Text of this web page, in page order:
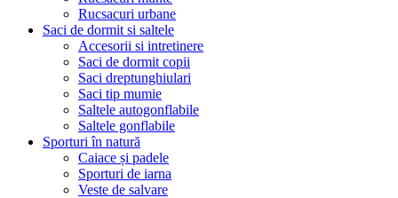
Rucsacuri urbane
Saci de dormit si saltele
Accesorii si intretinere
Saci de dormit copii
Saci dreptunghiulari
Saci tip mumie
Saltele autogonflabile
Saltele gonflabile
Sporturi în natură
Caiace și padele
Sporturi de iarna
Veste de salvare